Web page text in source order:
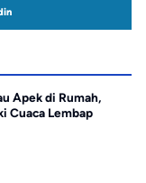
Apek di Rumah,
Cuaca Lembap